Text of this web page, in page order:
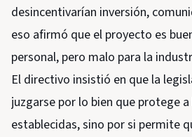
desincentivarían inversión,
eso afirmó que el proyecto es
personal, pero malo para la
El directivo insistió en que la
juzgarse por lo bien que protege
establecidas, sino por si permite